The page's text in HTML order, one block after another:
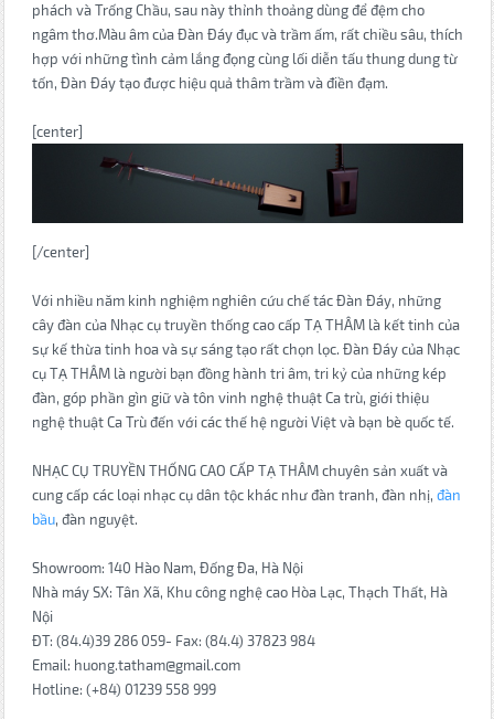
phách và Trống Chầu, sau này thỉnh thoảng dùng để đệm cho
ngâm thơ.Màu âm của Đàn Đáy đục và trầm ấm, rất chiều sâu, thích
hợp với những tình cảm lắng đọng cùng lối diễn tấu thung dung từ
tốn, Đàn Đáy tạo được hiệu quả thâm trầm và điền đạm.
[center]
[/center]
Với nhiều năm kinh nghiệm nghiên cứu chế tác Đàn Đáy, những
cây đàn của Nhạc cụ truyền thống cao cấp TẠ THÂM là kết tinh của
sự kế thừa tinh hoa và sự sáng tạo rất chọn lọc. Đàn Đáy của Nhạc
cụ TẠ THÂM là người bạn đồng hành tri âm, tri kỷ của những kép
đàn, góp phần gìn giữ và tôn vinh nghệ thuật Ca trù, giới thiệu
nghệ thuật Ca Trù đến với các thế hệ người Việt và bạn bè quốc tế.
NHẠC CỤ TRUYỀN THỐNG CAO CẤP TẠ THÂM chuyên sản xuất và
cung cấp các loại nhạc cụ dân tộc khác như đàn tranh, đàn nhị, đàn
bầu, đàn nguyệt.
Showroom: 140 Hào Nam, Đống Đa, Hà Nội
Nhà máy SX: Tân Xã, Khu công nghệ cao Hòa Lạc, Thạch Thất, Hà
Nội
ĐT: (84.4)39 286 059- Fax: (84.4) 37823 984
Email: huong.tatham@gmail.com
Hotline: (+84) 01239 558 999